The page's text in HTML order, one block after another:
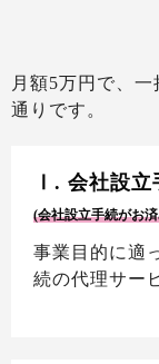
月額5万円で、
通りです。
Ⅰ. 会社設立
(会社設立手続がお
事業目的に適
続の代理サー